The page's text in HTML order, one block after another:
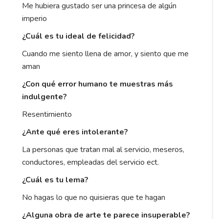
Me hubiera gustado ser una princesa de algún
imperio
¿Cuál es tu ideal de felicidad?
Cuando me siento llena de amor, y siento que me
aman
¿Con qué error humano te muestras más
indulgente?
Resentimiento
¿Ante qué eres intolerante?
La personas que tratan mal al servicio, meseros,
conductores, empleadas del servicio ect.
¿Cuál es tu lema?
No hagas lo que no quisieras que te hagan
¿Alguna obra de arte te parece insuperable?